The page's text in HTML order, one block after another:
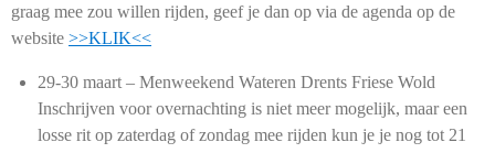
graag mee zou willen rijden, geef je dan op via de agenda op de
website >>KLIK<<
29-30 maart – Menweekend Wateren Drents Friese Wold
Inschrijven voor overnachting is niet meer mogelijk, maar een
losse rit op zaterdag of zondag mee rijden kun je je nog tot 21